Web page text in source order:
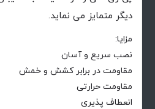
دیگر متمایز می نماید.
مزایا:
نصب سریع و آسان
مقاومت در برابر کشش و خمش
مقاومت حرارتی
انعطاف پذیری